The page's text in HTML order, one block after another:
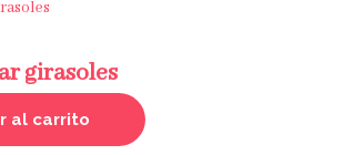
girasoles
al carrito